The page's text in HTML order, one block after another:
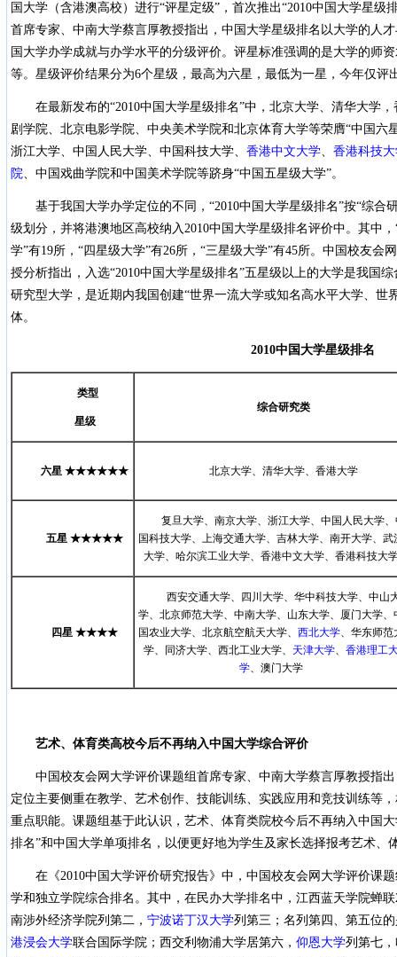
国大学（含港澳高校）进行“评星定级”，首次推出“2010中国大学星级
首席专家、中南大学蔡言厚教授指出，中国大学星级排名以大学的人
国大学办学成就与办学水平的分级评价。评星标准强调的是大学的师
等。星级评价结果分为6个星级，最高为六星，最低为一星，今年仅评
在最新发布的“2010中国大学星级排名”中，北京大学、清华大学
剧学院、北京电影学院、中央美术学院和北京体育大学等荣膺“中国六
浙江大学、中国人民大学、中国科技大学、 香港中文大学、 香港科技大
院、中国戏曲学院和中国美术学院等跻身“中国五星级大学”。
基于我国大学办学定位的不同，“2010中国大学星级排名”按“综合
级划分，并将港澳地区高校纳入2010中国大学星级排名评价中。其中
学”有19所，“四星级大学”有26所，“三星级大学”有45所。中国校友会
授分析指出，入选“2010中国大学星级排名”五星级以上的大学是我国
研究型大学，是近期内我国创建“世界一流大学或知名高水平大学、世
体。
2010中国大学星级排名
类型
星级
综合研究类
六星 ★★★★★★ 北京大学、清华大学、香港大学
五星 ★★★★★
复旦大学、南京大学、浙江大学、中国人民大学
国科技大学、上海交通大学、吉林大学、南开大学、武
大学、哈尔滨工业大学、香港中文大学、香港科技大
四星 ★★★★
西安交通大学、四川大学、华中科技大学、中山
学、北京师范大学、中南大学、山东大学、厦门大学、
国农业大学、北京航空航天大学、 西北大学、华东师范
学、同济大学、西北工业大学、 天津大学、 香港理工
学、澳门大学
艺术、体育类高校今后不再纳入中国大学综合评价
中国校友会网大学评价课题组首席专家、中南大学蔡言厚教授指
定位主要侧重在教学、艺术创作、技能训练、实践应用和竞技训练等
重点职能。课题组基于此认识，艺术、体育类院校今后不再纳入中国
排名”和中国大学单项排名，以便更好地为学生及家长选择报考艺术、
在《2010中国大学评价研究报告》中，中国校友会网大学评价课
学和独立学院综合排名。其中，在民办大学排名中，江西蓝天学院蝉
南涉外经济学院列第二， 宁波诺丁汉大学列第三；名列第四、第五位
港浸会大学联合国际学院；西交利物浦大学居第六， 仰恩大学列第七